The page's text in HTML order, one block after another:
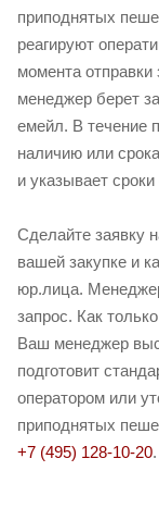
приподнятых
реагируют
момента отправки
менеджер берет
емейл. В течение
наличию или
и указывает
Сделайте заявку
вашей закупке и
юр.лица.
запрос. Как
Ваш менеджер
подготовит
оператором или
приподнятых
+7 (495) 128-10-20.